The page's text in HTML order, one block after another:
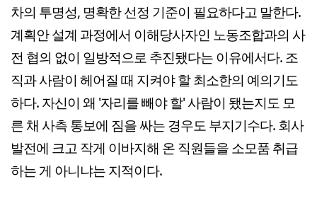
차의 투명성, 명확한 선정 기준이 필요하다고 말한다.
계획안 설계 과정에서 이해당사자인 노동조합과의 사
전 협의 없이 일방적으로 추진됐다는 이유에서다. 조
직과 사람이 헤어질 때 지켜야 할 최소한의 예의기도
하다. 자신이 왜 '자리를 빼야 할' 사람이 됐는지도 모
른 채 사측 통보에 짐을 싸는 경우도 부지기수다. 회사
발전에 크고 작게 이바지해 온 직원들을 소모품 취급
하는 게 아니냐는 지적이다.